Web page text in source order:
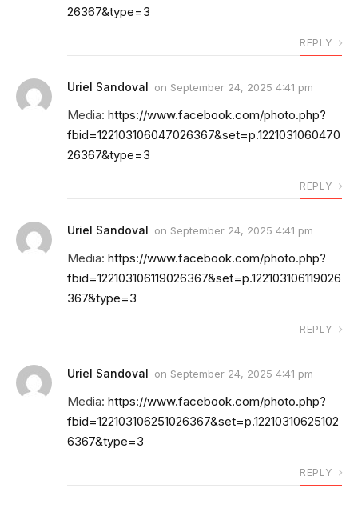
26367&type=3
REPLY
Uriel Sandoval on September 24, 2025 4:41 pm
Media: https://www.facebook.com/photo.php?
fbid=122103106047026367&set=p.1221031060470
26367&type=3
REPLY
Uriel Sandoval on September 24, 2025 4:41 pm
Media: https://www.facebook.com/photo.php?
fbid=122103106119026367&set=p.122103106119026
367&type=3
REPLY
Uriel Sandoval on September 24, 2025 4:41 pm
Media: https://www.facebook.com/photo.php?
fbid=122103106251026367&set=p.12210310625102
6367&type=3
REPLY